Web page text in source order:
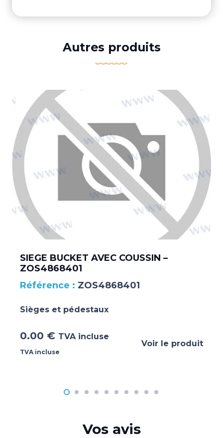
Autres produits
SIEGE BUCKET AVEC COUSSIN –
ZOS4868401
ZOS4868401
Sièges et pédestaux
0.00 € TVA incluse
TVA incluse
Voir le produit
Vos avis